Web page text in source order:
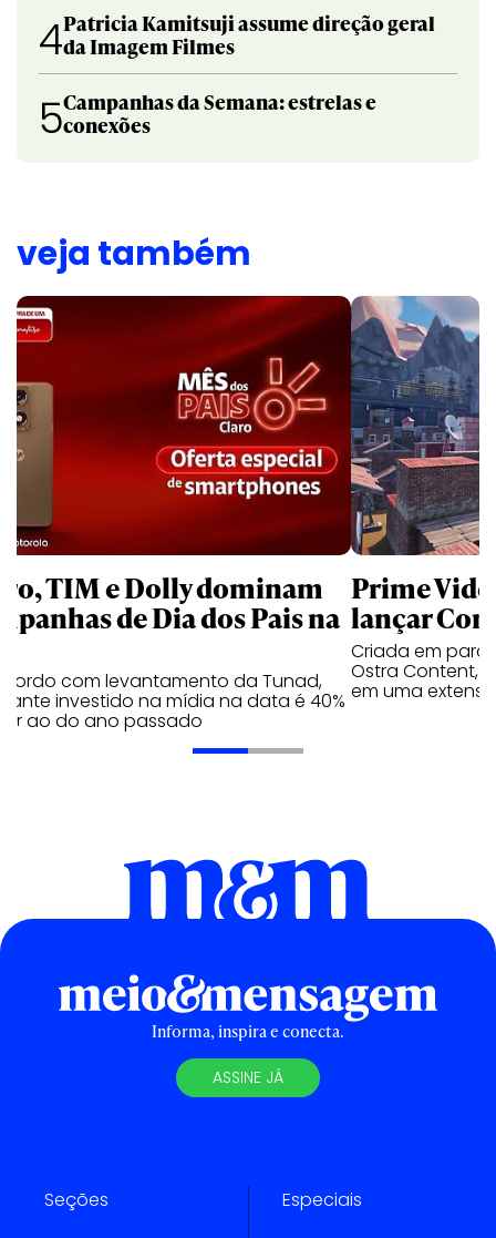
4Patricia Kamitsuji assume direção geral
da Imagem Filmes
5Campanhas da Semana: estrelas e
conexões
veja também
TIM e Dolly dominam
de Dia dos Pais na
com levantamento da Tunad,
investido na mídia na data é 40%
ao do ano passado
Prime
lançar
Criada em
Ostra Content,
em uma
Informa, inspira e conecta.
ASSINE JÁ
Seções Especiais